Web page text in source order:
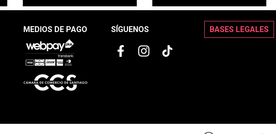
MEDIOS DE PAGO SÍGUENOS BASES LEGALES